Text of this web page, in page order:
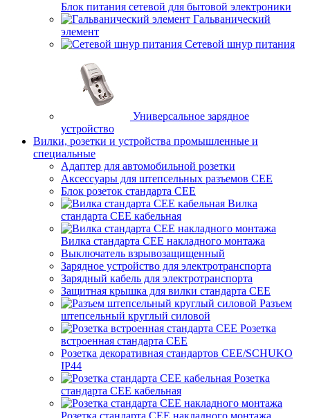
Блок питания сетевой для бытовой электроники
Гальванический
элемент
Сетевой шнур питания
Универсальное зарядное
устройство
Вилки, розетки и устройства промышленные и
специальные
Адаптер для автомобильной розетки
Аксессуары для штепсельных разъемов CEE
Блок розеток стандарта CEE
Вилка
стандарта CEE кабельная
Вилка стандарта CEE накладного монтажа
Выключатель взрывозащищенный
Зарядное устройство для электротранспорта
Зарядный кабель для электротранспорта
Защитная крышка для вилки стандарта CEE
Разъем
штепсельный круглый силовой
Розетка
встроенная стандарта CEE
Розетка декоративная стандартов CEE/SCHUKO
IP44
Розетка
стандарта СЕЕ кабельная
Розетка стандарта СЕЕ накладного монтажа